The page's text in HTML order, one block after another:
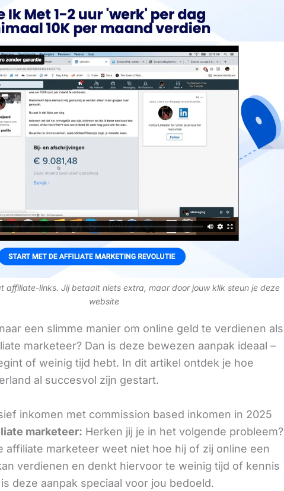
affiliate-links. Jij betaalt niets extra, maar door jouw klik steun je deze
website
een slimme manier om online geld te verdienen als
marketeer? Dan is deze bewezen aanpak ideaal –
of weinig tijd hebt. In dit artikel ontdek je hoe
al succesvol zijn gestart.
inkomen met commission based inkomen in 2025
marketeer: Herken jij je in het volgende probleem?
affiliate marketeer weet niet hoe hij of zij online een
verdienen en denkt hiervoor te weinig tijd of kennis
deze aanpak speciaal voor jou bedoeld.